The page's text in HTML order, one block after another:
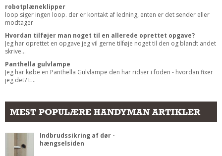
robotplæneklipper
loop siger ingen loop. der er kontakt af ledning, enten er det sender eller
modtager
Hvordan tilføjer man noget til en allerede oprettet opgave?
Jeg har oprettet en opgave jeg vil gerne tilføje noget til den og blandt andet
skrive...
Panthella gulvlampe
Jeg har købe en Panthella Gulvlampe den har ridser i foden - hvordan fixer
jeg det? E...
MEST POPULÆRE HANDYMAN ARTIKLER
Indbrudssikring af dør -
hængselsiden